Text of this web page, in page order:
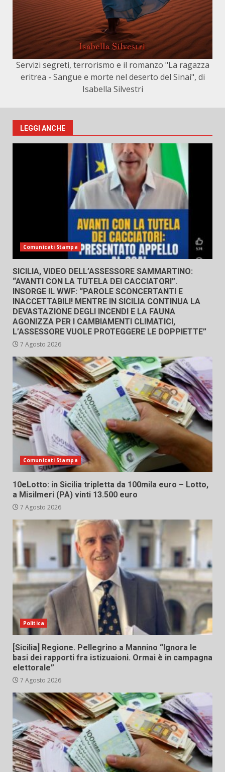
Servizi segreti, terrorismo e il romanzo "La ragazza
eritrea - Sangue e morte nel deserto del Sinai", di
Isabella Silvestri
LEGGI ANCHE
Comunicati Stampa
SICILIA, VIDEO DELL’ASSESSORE SAMMARTINO:
“AVANTI CON LA TUTELA DEI CACCIATORI”.
INSORGE IL WWF: “PAROLE SCONCERTANTI E
INACCETTABILI! MENTRE IN SICILIA CONTINUA LA
DEVASTAZIONE DEGLI INCENDI E LA FAUNA
AGONIZZA PER I CAMBIAMENTI CLIMATICI,
L’ASSESSORE VUOLE PROTEGGERE LE DOPPIETTE”
7 Agosto 2026
Comunicati Stampa
10eLotto: in Sicilia tripletta da 100mila euro – Lotto,
a Misilmeri (PA) vinti 13.500 euro
7 Agosto 2026
Politica
[Sicilia] Regione. Pellegrino a Mannino “Ignora le
basi dei rapporti fra istizuaioni. Ormai è in campagna
elettorale”
7 Agosto 2026